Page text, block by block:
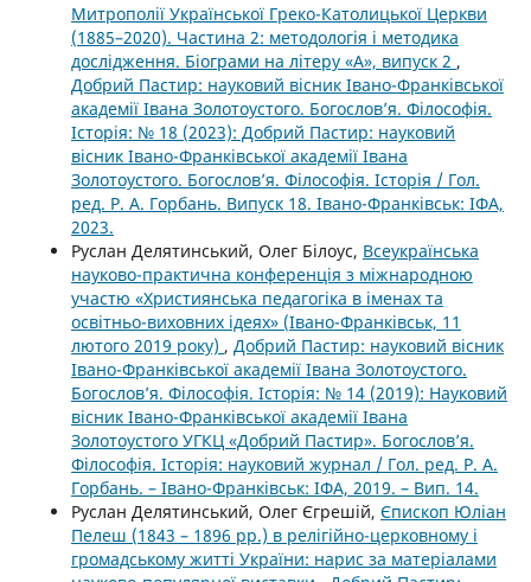
Митрополії Української Греко-Католицької Церкви
(1885–2020). Частина 2: методологія і методика
дослідження. Біограми на літеру «A», випуск 2 ,
Добрий Пастир: науковий вісник Івано-Франківської
академії Івана Золотоустого. Богослов’я. Філософія.
Історія: № 18 (2023): Добрий Пастир: науковий
вісник Івано-Франківської академії Івана
Золотоустого. Богослов’я. Філософія. Історія / Гол.
ред. Р. А. Горбань. Випуск 18. Івано-Франківськ: ІФА,
2023.
Руслан Делятинський, Олег Білоус, Всеукраїнська
науково-практична конференція з міжнародною
участю «Християнська педагогіка в іменах та
освітньо-виховних ідеях» (Івано-Франківськ, 11
лютого 2019 року) , Добрий Пастир: науковий вісник
Івано-Франківської академії Івана Золотоустого.
Богослов’я. Філософія. Історія: № 14 (2019): Науковий
вісник Івано-Франківської академії Івана
Золотоустого УГКЦ «Добрий Пастир». Богослов’я.
Філософія. Історія: науковий журнал / Гол. ред. Р. А.
Горбань. – Івано-Франківськ: ІФА, 2019. – Вип. 14.
Руслан Делятинський, Олег Єгрешій, Єпископ Юліан
Пелеш (1843 – 1896 рр.) в релігійно-церковному і
громадському житті України: нарис за матеріалами